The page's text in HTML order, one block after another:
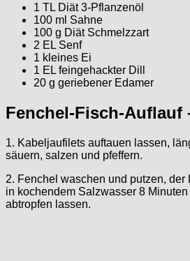
1 TL Diät 3-Pflanzenöl
100 ml Sahne
100 g Diät Schmelzzart
2 EL Senf
1 kleines Ei
1 EL feingehackter Dill
20 g geriebener Edamer
Fenchel-Fisch-Auflauf
1. Kabeljaufilets auftauen lassen,
säuern, salzen und pfeffern.
2. Fenchel waschen und putzen, der
in kochendem Salzwasser 8
abtropfen lassen.